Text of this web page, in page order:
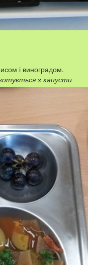
і виноградом.
з капусти